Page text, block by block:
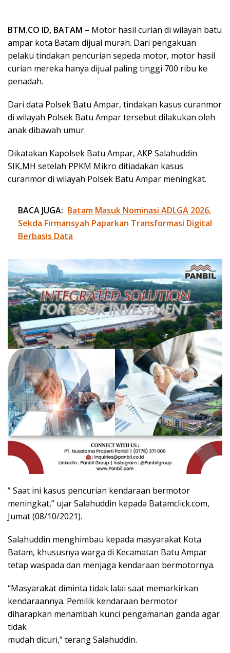
BTM.CO ID, BATAM – Motor hasil curian di wilayah batu
ampar kota Batam dijual murah. Dari pengakuan
pelaku tindakan pencurian sepeda motor, motor hasil
curian mereka hanya dijual paling tinggi 700 ribu ke
penadah.
Dari data Polsek Batu Ampar, tindakan kasus curanmor
di wilayah Polsek Batu Ampar tersebut dilakukan oleh
anak dibawah umur.
Dikatakan Kapolsek Batu Ampar, AKP Salahuddin
SIK,MH setelah PPKM Mikro ditiadakan kasus
curanmor di wilayah Polsek Batu Ampar meningkat.
BACA JUGA: Batam Masuk Nominasi ADLGA 2026,
Sekda Firmansyah Paparkan Transformasi Digital
Berbasis Data
” Saat ini kasus pencurian kendaraan bermotor
meningkat,” ujar Salahuddin kepada Batamclick.com,
Jumat (08/10/2021).
Salahuddin menghimbau kepada masyarakat Kota
Batam, khususnya warga di Kecamatan Batu Ampar
tetap waspada dan menjaga kendaraan bermotornya.
“Masyarakat diminta tidak lalai saat memarkirkan
kendaraannya. Pemilik kendaraan bermotor
diharapkan menambah kunci pengamanan ganda agar
tidak
mudah dicuri,” terang Salahuddin.